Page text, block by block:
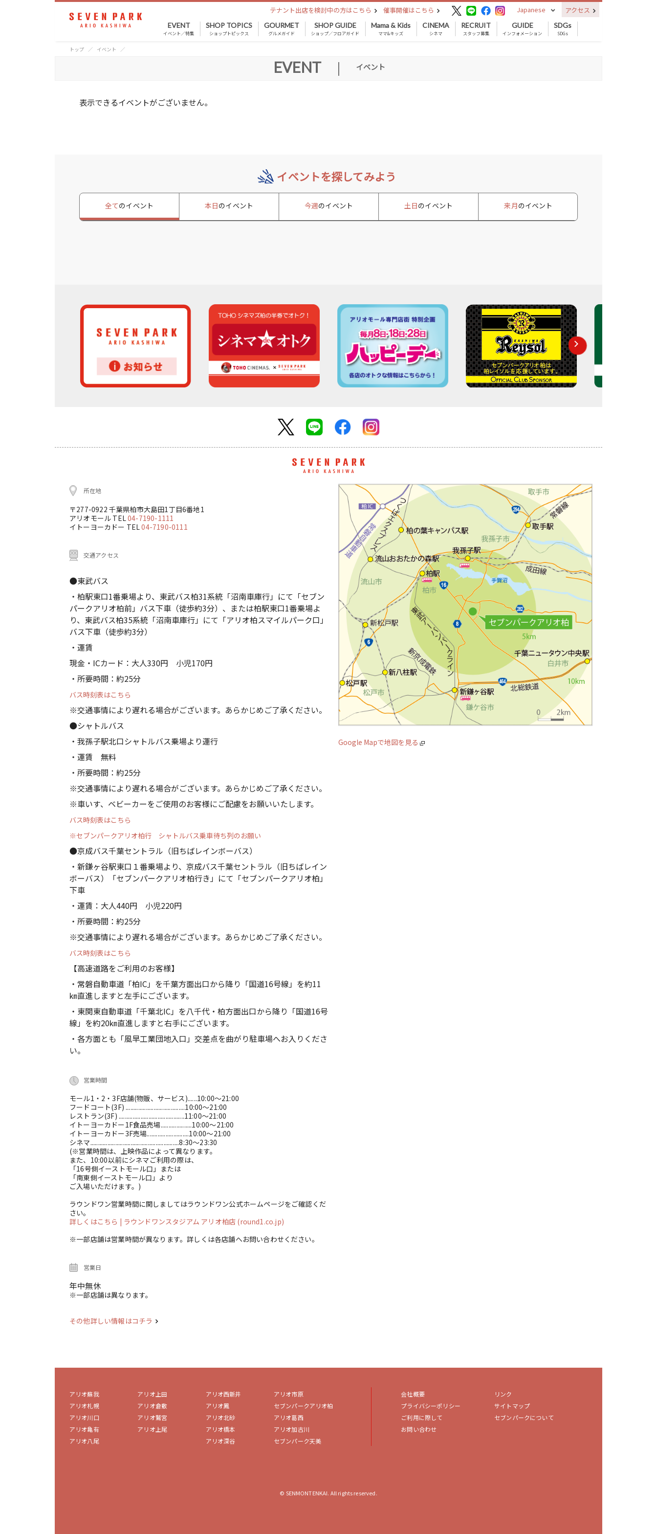
テナント出店を検討中の方はこちら 催事開催はこちら Japanese アクセス
EVENT
イベント／特集
SHOP TOPICS
ショップトピックス
GOURMET
グルメガイド
SHOP GUIDE
ショップ／フロアガイド
Mama & Kids
ママ&キッズ
CINEMA
シネマ
RECRUIT
スタッフ募集
GUIDE
インフォメーション
SDGs
SDGs
トップ イベント
EVENT | イベント
表示できるイベントがございません。
イベントを探してみよう
全てのイベント 本日のイベント 今週のイベント 土日のイベント 来月のイベント
所在地
〒277-0922 千葉県柏市大島田1丁目6番地1
アリオモール TEL04-7190-1111
イトーヨーカドー TEL04-7190-0111
交通アクセス
●東武バス
・柏駅東口1番乗場より、東武バス柏31系統「沼南車庫行」にて「セブン
パークアリオ柏前」バス下車（徒歩約3分）、または柏駅東口1番乗場よ
り、東武バス柏35系統「沼南車庫行」にて「アリオ柏スマイルパーク口」
バス下車（徒歩約3分）
・運賃
現金・ICカード：大人330円 小児170円
・所要時間：約25分
バス時刻表はこちら
※交通事情により遅れる場合がございます。あらかじめご了承ください。
●シャトルバス
・我孫子駅北口シャトルバス乗場より運行
・運賃 無料
・所要時間：約25分
※交通事情により遅れる場合がございます。あらかじめご了承ください。
※車いす、ベビーカーをご使用のお客様にご配慮をお願いいたします。
バス時刻表はこちら
※セブンパークアリオ柏行 シャトルバス乗車待ち列のお願い
●京成バス千葉セントラル（旧ちばレインボーバス）
・新鎌ヶ谷駅東口１番乗場より、京成バス千葉セントラル（旧ちばレイン
ボーバス）「セブンパークアリオ柏行き」にて「セブンパークアリオ柏」
下車
・運賃：大人440円 小児220円
・所要時間：約25分
※交通事情により遅れる場合がございます。あらかじめご了承ください。
バス時刻表はこちら
【高速道路をご利用のお客様】
・常磐自動車道「柏IC」を千葉方面出口から降り「国道16号線」を約11
㎞直進しますと左手にございます。
・東関東自動車道「千葉北IC」を八千代・柏方面出口から降り「国道16号
線」を約20㎞直進しますと右手にございます。
・各方面とも「風早工業団地入口」交差点を曲がり駐車場へお入りくださ
い。
営業時間
モール1・2・3F店舗(物販、サービス)......10:00～21:00
フードコート(3F) ......................................10:00～21:00
レストラン(3F) ..........................................11:00～21:00
イトーヨーカドー1F食品売場....................10:00～21:00
イトーヨーカドー3F売場...........................10:00～21:00
シネマ.........................................................8:30～23:30
(※営業時間は、上映作品によって異なります。
また、10:00以前にシネマご利用の際は、
「16号側イーストモール口」または
「南東側イーストモール口」より
ご入場いただけます。)
ラウンドワン営業時間に関しましてはラウンドワン公式ホームページをご確認くだ
さい。
詳しくはこちら | ラウンドワンスタジアム アリオ柏店 (round1.co.jp)
※一部店舗は営業時間が異なります。詳しくは各店舗へお問い合わせください。
営業日
年中無休
※一部店舗は異なります。
その他詳しい情報はコチラ
Google Mapで地図を見る
アリオ蘇我
アリオ札幌
アリオ川口
アリオ亀有
アリオ八尾
アリオ上田
アリオ倉敷
アリオ鷲宮
アリオ上尾
アリオ西新井
アリオ鳳
アリオ北砂
アリオ橋本
アリオ深谷
アリオ市原
セブンパークアリオ柏
アリオ葛西
アリオ加古川
セブンパーク天美
会社概要
プライバシーポリシー
ご利用に際して
お問い合わせ
リンク
サイトマップ
セブンパークについて
© SENMONTENKAI. All rights reserved.